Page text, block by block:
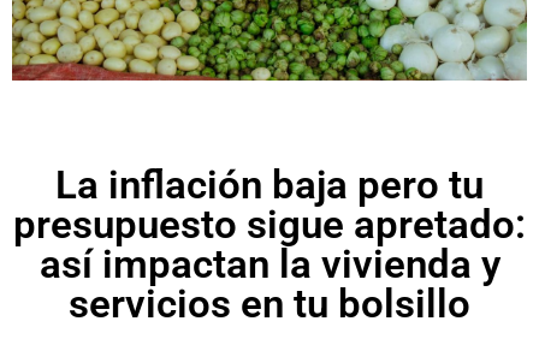
La inflación baja pero tu
presupuesto sigue apretado:
así impactan la vivienda y
servicios en tu bolsillo